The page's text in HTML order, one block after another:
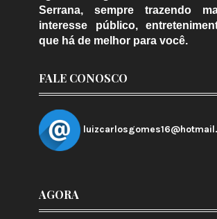
Serrana, sempre trazendo
interesse público,
que há de melhor para você.
FALE CONOSCO
AGORA